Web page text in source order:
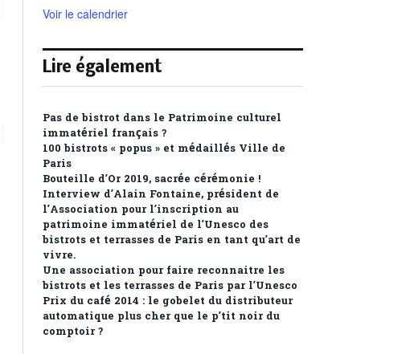
Voir le calendrier
Lire également
Pas de bistrot dans le Patrimoine culturel
immatériel français ?
100 bistrots « popus » et médaillés Ville de
Paris
Bouteille d’Or 2019, sacrée cérémonie !
Interview d’Alain Fontaine, président de
l’Association pour l’inscription au
patrimoine immatériel de l’Unesco des
bistrots et terrasses de Paris en tant qu’art de
vivre.
Une association pour faire reconnaitre les
bistrots et les terrasses de Paris par l’Unesco
Prix du café 2014 : le gobelet du distributeur
automatique plus cher que le p’tit noir du
comptoir ?